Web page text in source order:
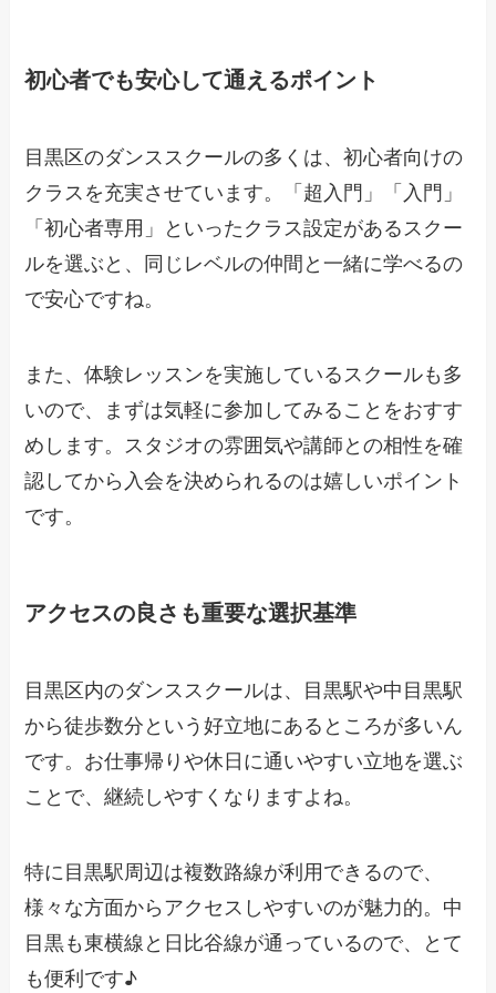
初心者でも安心して通えるポイント
目黒区のダンススクールの多くは、初心者向けの
クラスを充実させています。「超入門」「入門」
「初心者専用」といったクラス設定があるスクー
ルを選ぶと、同じレベルの仲間と一緒に学べるの
で安心ですね。
また、体験レッスンを実施しているスクールも多
いので、まずは気軽に参加してみることをおすす
めします。スタジオの雰囲気や講師との相性を確
認してから入会を決められるのは嬉しいポイント
です。
アクセスの良さも重要な選択基準
目黒区内のダンススクールは、目黒駅や中目黒駅
から徒歩数分という好立地にあるところが多いん
です。お仕事帰りや休日に通いやすい立地を選ぶ
ことで、継続しやすくなりますよね。
特に目黒駅周辺は複数路線が利用できるので、
様々な方面からアクセスしやすいのが魅力的。中
目黒も東横線と日比谷線が通っているので、とて
も便利です♪